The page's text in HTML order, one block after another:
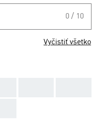
0 / 10
Vyčistiť všetko